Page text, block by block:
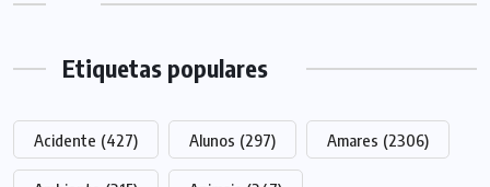
Etiquetas populares
Acidente (427) Alunos (297) Amares (2306)